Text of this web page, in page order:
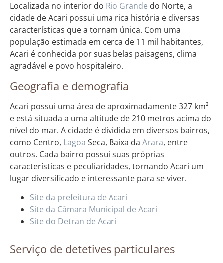
Localizada no interior do Rio Grande do Norte, a
cidade de Acari possui uma rica história e diversas
características que a tornam única. Com uma
população estimada em cerca de 11 mil habitantes,
Acari é conhecida por suas belas paisagens, clima
agradável e povo hospitaleiro.
Geografia e demografia
Acari possui uma área de aproximadamente 327 km²
e está situada a uma altitude de 210 metros acima do
nível do mar. A cidade é dividida em diversos bairros,
como Centro, Lagoa Seca, Baixa da Arara, entre
outros. Cada bairro possui suas próprias
características e peculiaridades, tornando Acari um
lugar diversificado e interessante para se viver.
Site da prefeitura de Acari
Site da Câmara Municipal de Acari
Site do Detran de Acari
Serviço de detetives particulares